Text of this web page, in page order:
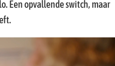
Een opvallende switch, maar